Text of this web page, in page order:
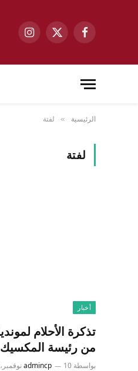
فيسبوكX
الانستغرام
الرئيسية » لفتة
لفتة
أخبار
من رئيسة المكسيك
بواسطة admincp 10 نوفمبر، 2025